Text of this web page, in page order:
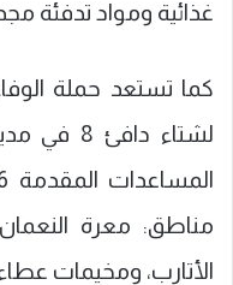
غذائية ومواد تدفئة
كما تستعد حملة
لشتاء
مناطق: معرة
الأتارب، ومخيمات